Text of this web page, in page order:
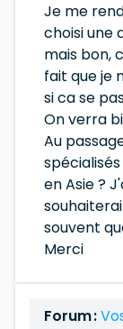
Je me
choisi une
mais bon,
fait que je
si ca se
On verra
Au
en Asie ?
souvent
Merci
Forum :